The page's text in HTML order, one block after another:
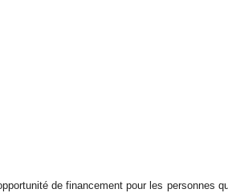
de financement pour les personnes